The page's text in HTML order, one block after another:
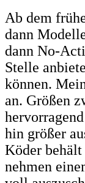
Ab dem
dann
dann No-
Stelle
können.
an. Größen
hin größer
Köder
nehmen